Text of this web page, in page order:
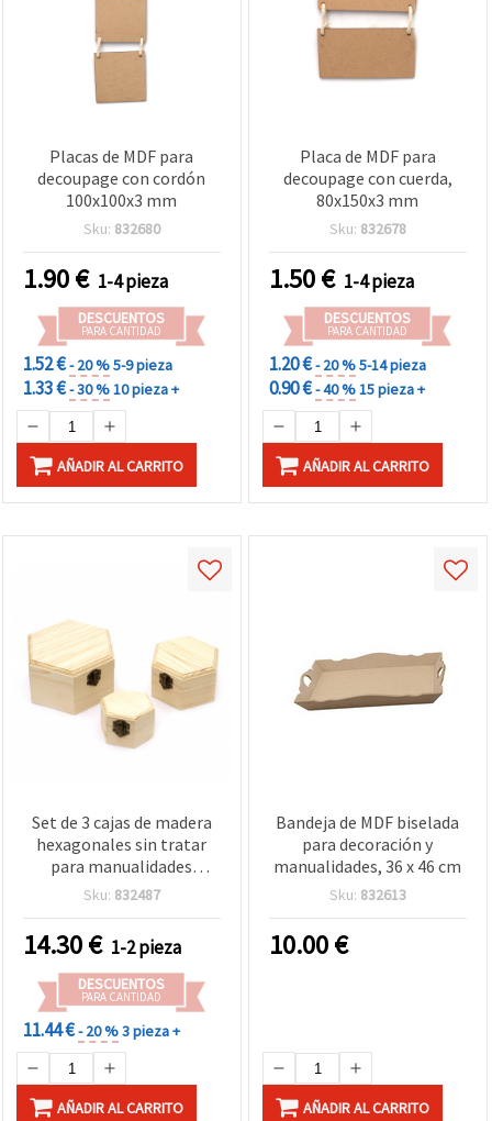
Placas de MDF para
decoupage con cordón
100x100x3 mm
Sku: 832680
1.90€ 1-4 pieza
DESCUENTOS
PARA CANTIDAD
1.52 €- 20 %5-9 pieza
1.33 €- 30 %10 pieza +
AÑADIR AL CARRITO
Placa de MDF para
decoupage con cuerda,
80x150x3 mm
Sku: 832678
1.50€ 1-4 pieza
DESCUENTOS
PARA CANTIDAD
1.20 €- 20 %5-14 pieza
0.90 €- 40 %15 pieza +
AÑADIR AL CARRITO
Set de 3 cajas de madera
hexagonales sin tratar
para manualidades
(surtidas), tamaños:
120x105x70 mm, 85x75x55
mm
Sku: 832487
14.30€ 1-2 pieza
DESCUENTOS
PARA CANTIDAD
11.44 €- 20 %3 pieza +
AÑADIR AL CARRITO
Bandeja de MDF biselada
para decoración y
manualidades, 36 x 46 cm
Sku: 832613
10.00€
AÑADIR AL CARRITO